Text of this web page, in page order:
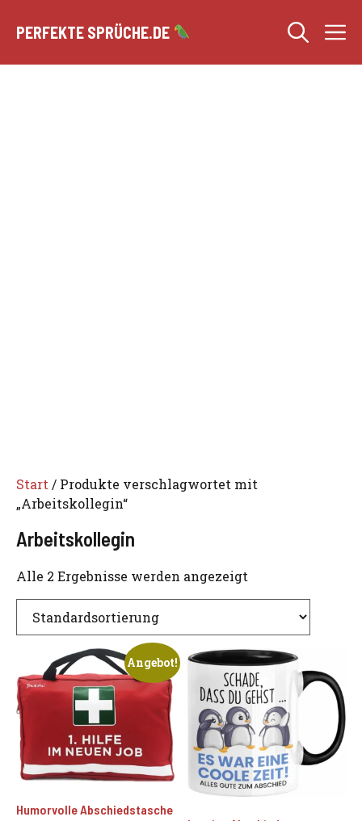
Inhalt
PERFEKTE SPRÜCHE.DE
Start / Produkte verschlagwortet mit
„Arbeitskollegin“
Arbeitskollegin
Alle 2 Ergebnisse werden angezeigt
Angebot!
Humorvolle Abschiedstasche